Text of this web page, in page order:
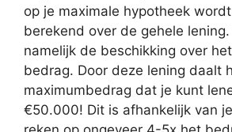
op je maximale hypotheek
berekend over de gehele
namelijk de beschikking over
bedrag. Door deze lening daalt
maximumbedrag dat je kunt
€50.000! Dit is afhankelijk van